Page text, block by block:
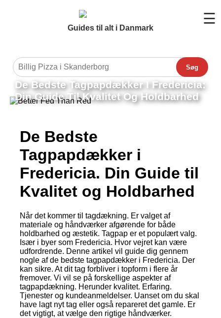
Guides til alt i Danmark
☰
Søg
De Bedste Tagpapdækker I Fredericia:
Din Guide Til Kvalitet Og Holdbarhed
De Bedste
Tagpapdækker i
Fredericia. Din Guide til
Kvalitet og Holdbarhed
Når det kommer til tagdækning. Er valget af
materiale og håndværker afgørende for både
holdbarhed og æstetik. Tagpap er et populært valg.
Især i byer som Fredericia. Hvor vejret kan være
udfordrende. Denne artikel vil guide dig gennem
nogle af de bedste tagpapdækker i Fredericia. Der
kan sikre. At dit tag forbliver i topform i flere år
fremover. Vi vil se på forskellige aspekter af
tagpapdækning. Herunder kvalitet. Erfaring.
Tjenester og kundeanmeldelser. Uanset om du skal
have lagt nyt tag eller også repareret det gamle. Er
det vigtigt, at vælge den rigtige håndværker.